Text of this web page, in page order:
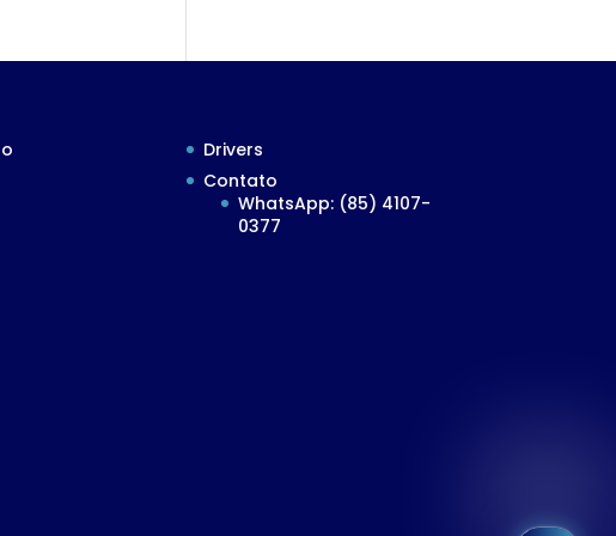
Drivers
Contato
WhatsApp: (85) 4107-
0377